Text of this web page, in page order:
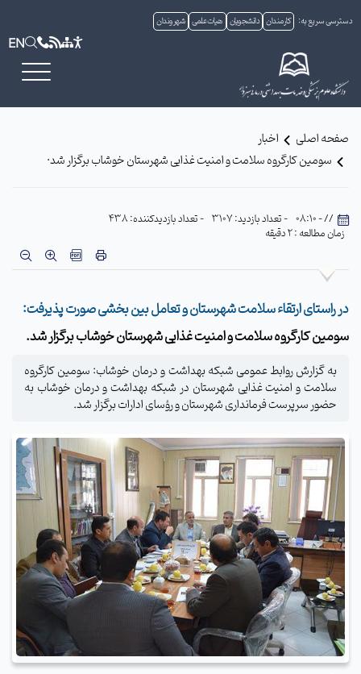
دسترسی سریع به: کارمندان دانشجویان هیات علمی شهروندان
EN
صفحه اصلی
اخبار
سومین کارگروه سلامت و امنیت غذایی شهرستان خوشاب برگزار شد·
// - 08:10 - تعداد بازدید: 3107
- تعداد بازدیدکننده: 438
زمان مطالعه : 2 دقیقه
در راستای ارتقاء سلامت شهرستان و تعامل بین بخشی صورت پذیرفت:
سومین کارگروه سلامت و امنیت غذایی شهرستان خوشاب برگزار شد.
به گزارش روابط عمومی شبکه بهداشت و درمان خوشاب: سومین کارگروه
سلامت و امنیت غذایی شهرستان در شبکه بهداشت و درمان خوشاب به
حضور سرپرست فرمانداری شهرستان و رؤسای ادارات برگزار شد.